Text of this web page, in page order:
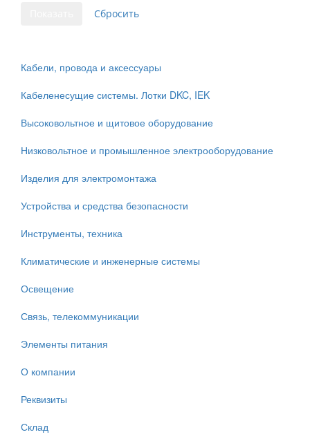
Кабели, провода и аксессуары
Кабеленесущие системы. Лотки DKC, IEK
Высоковольтное и щитовое оборудование
Низковольтное и промышленное электрооборудование
Изделия для электромонтажа
Устройства и средства безопасности
Инструменты, техника
Климатические и инженерные системы
Освещение
Связь, телекоммуникации
Элементы питания
О компании
Реквизиты
Склад